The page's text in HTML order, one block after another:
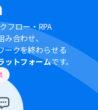
方法は
フロー・RPA
合わせ、
ークを終わらせる
ットフォームです。